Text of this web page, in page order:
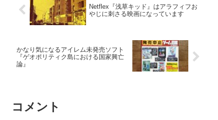
Netflex『浅草キッド』はアラフィフお
やじに刺さる映画になっています
かなり気になるアイレム未発売ソフト
『ゲオポリティク島における国家興亡
論』
コメント